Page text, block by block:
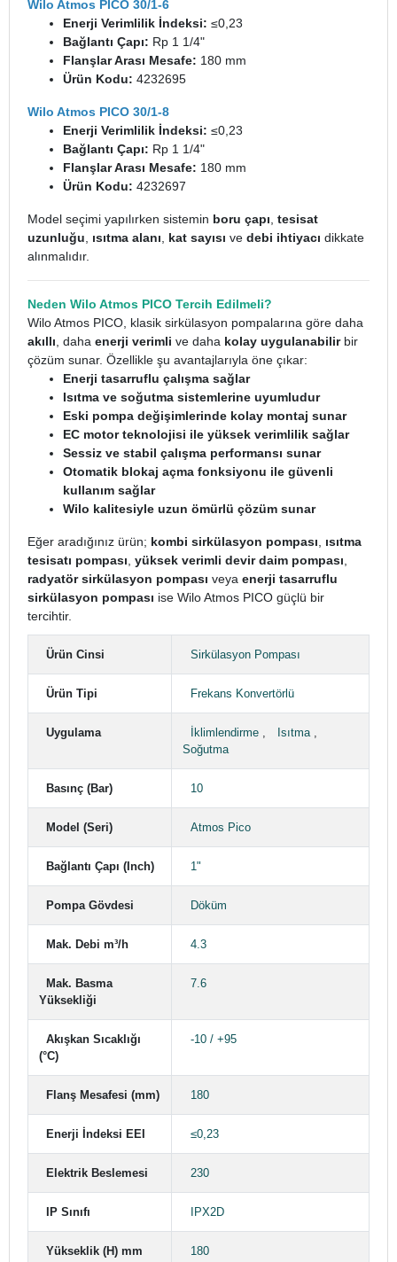
Wilo Atmos PICO 30/1-6
Enerji Verimlilik İndeksi: ≤0,23
Bağlantı Çapı: Rp 1 1/4"
Flanşlar Arası Mesafe: 180 mm
Ürün Kodu: 4232695
Wilo Atmos PICO 30/1-8
Enerji Verimlilik İndeksi: ≤0,23
Bağlantı Çapı: Rp 1 1/4"
Flanşlar Arası Mesafe: 180 mm
Ürün Kodu: 4232697
Model seçimi yapılırken sistemin boru çapı tesisat
uzunluğu
ısıtma alanı kat sayısı ve debi ihtiyacı dikkate
alınmalıdır.
Neden Wilo Atmos PICO Tercih Edilmeli?
Wilo Atmos PICO, klasik sirkülasyon pompalarına göre daha
akıllı , daha enerji verimli ve daha kolay uygulanabilirbir
çözüm sunar. Özellikle şu avantajlarıyla öne çıkar:
Enerji tasarruflu çalışma sağlar
Isıtma ve soğutma sistemlerine uyumludur
Eski pompa değişimlerinde kolay montaj sunar
EC motor teknolojisi ile yüksek verimlilik sağlar
Sessiz ve stabil çalışma performansı sunar
Otomatik blokaj açma fonksiyonu ile güvenli
kullanım sağlar
Wilo kalitesiyle uzun ömürlü çözüm sunar
Eğer aradığınız ürün; kombi sirkülasyon pompası
ısıtma
tesisatı pompası yüksek verimli devir daim pompası
radyatör sirkülasyon pompası veya enerji tasarruflu
sirkülasyon pompası ise Wilo Atmos PICO güçlü bir
tercihtir.
Ürün Cinsi Sirkülasyon Pompası
Ürün Tipi Frekans Konvertörlü
Uygulama İklimlendirme , Isıtma,
Soğutma
Basınç (Bar) 10
Model (Seri) Atmos Pico
Bağlantı Çapı (Inch) 1"
Pompa Gövdesi Döküm
Mak. Debi m³/h 4.3
Mak. Basma
Yüksekliği
7.6
Akışkan Sıcaklığı
(°C)
-10 / +95
Flanş Mesafesi (mm) 180
Enerji İndeksi EEI ≤0,23
Elektrik Beslemesi 230
IP Sınıfı IPX2D
Yükseklik (H) mm 180